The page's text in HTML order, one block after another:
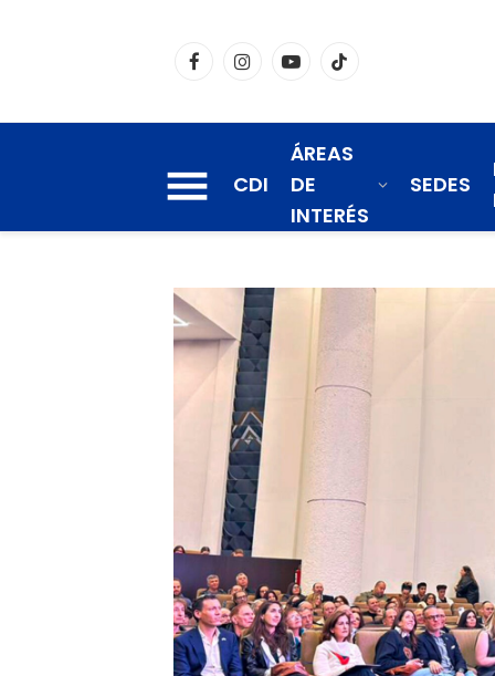
FacebookInstagramYouTubeTikTok
CDI
ÁREAS
DE
INTERÉS
SEDES